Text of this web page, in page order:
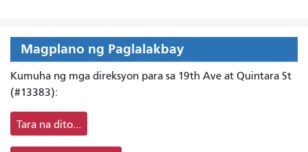
Magplano ng Paglalakbay
Kumuha ng mga direksyon para sa 19th Ave at Quintara St
(#13383):
Tara na dito...